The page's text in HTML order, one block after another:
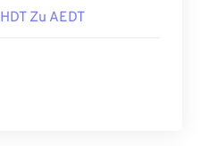
HDT Zu AEDT